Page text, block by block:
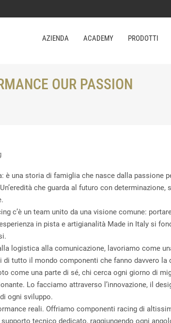
AZIENDA ACADEMY PRODOTTI
OUR PASSION
è una storia di famiglia che nasce dalla passione
che guarda al futuro con
c’è un team unito da una visione comune:
in pista e artigianalità Made in Italy si
logistica alla comunicazione, lavoriamo come
tutto il mondo componenti che fanno davvero la
come una parte di sé, chi cerca ogni giorno di
Lo facciamo attraverso l’innovazione, il
ogni sviluppo.
reali. Offriamo componenti racing di
tecnico dedicato, raggiungendo ogni